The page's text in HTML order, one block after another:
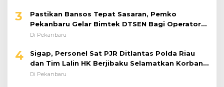
3
Pastikan Bansos Tepat Sasaran, Pemko
Pekanbaru Gelar Bimtek DTSEN Bagi Operator
Puskessos
Di Pekanbaru
4
Sigap, Personel Sat PJR Ditlantas Polda Riau
dan Tim Lalin HK Berjibaku Selamatkan Korban
Kecelakaan di Tol Pekanbaru–Dumai
Di Pekanbaru